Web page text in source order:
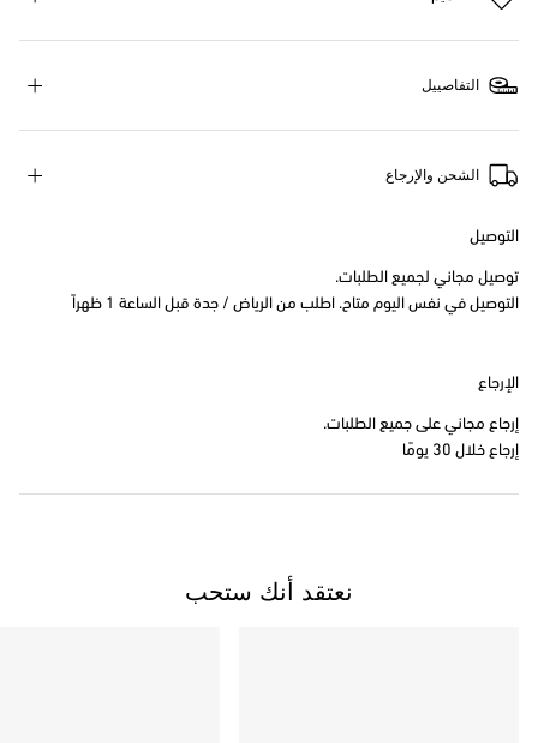
التفاصييل
الشحن والإرجاع
التوصيل
توصيل مجاني لجميع الطلبات.
التوصيل في نفس اليوم متاح. اطلب من الرياض / جدة قبل الساعة 1 ظهراً
الإرجاع
إرجاع مجاني على جميع الطلبات.
إرجاع خلال 30 يومًا
نعتقد أنك ستحب